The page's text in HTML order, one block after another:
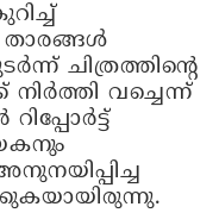
ചിത്രത്തിന്റെ
വച്ചെന്ന്